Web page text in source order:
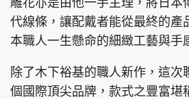
關於我們
聯絡我們
隱私政策聲明
使用條款
版權及免責
雕花亦是由他一手主理，將日本
代線條，讓配戴者能從最終的產
本職人一生懸命的細緻工藝與手
除了木下裕基的職人新作，這次
個國際頂尖品牌，款式之豐富堪